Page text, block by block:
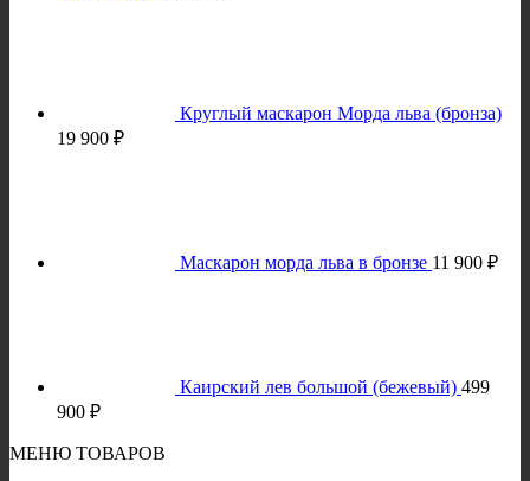
Круглый маскарон Морда льва (бронза)
19 900 ₽
Маскарон морда льва в бронзе 11 900 ₽
Каирский лев большой (бежевый) 499
900 ₽
МЕНЮ ТОВАРОВ